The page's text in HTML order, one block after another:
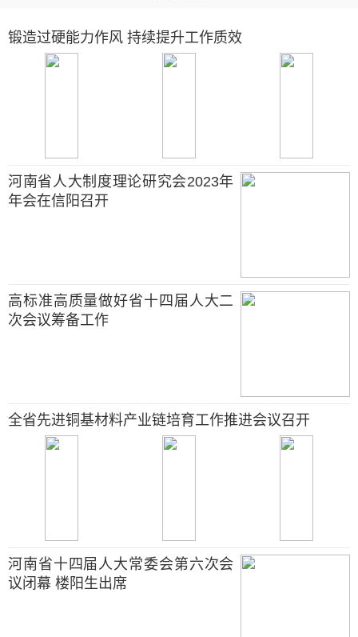
锻造过硬能力作风 持续提升工作质效
河南省人大制度理论研究会2023年
年会在信阳召开
高标准高质量做好省十四届人大二
次会议筹备工作
全省先进铜基材料产业链培育工作推进会议召开
河南省十四届人大常委会第六次会
议闭幕 楼阳生出席